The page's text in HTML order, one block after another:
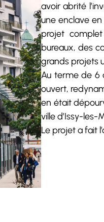
avoir abrité
une enclave
projet
bureaux, des
grands projets
Au terme de 6
ouvert,
en était
ville d’Issy-les-
Le projet a fait